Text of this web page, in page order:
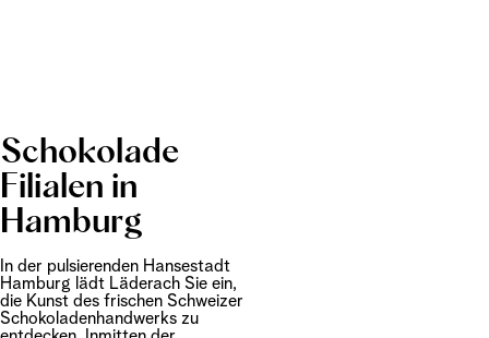
Schokolade
Filialen in
Hamburg
In der pulsierenden Hansestadt
Hamburg lädt Läderach Sie ein,
die Kunst des frischen Schweizer
Schokoladenhandwerks zu